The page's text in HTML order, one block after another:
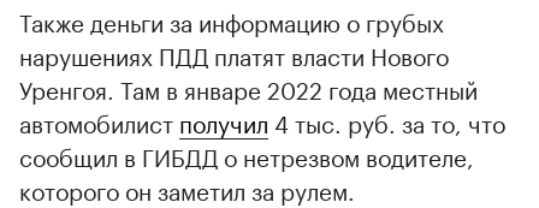
Также деньги за информацию о грубых
нарушениях ПДД платят власти Нового
Уренгоя. Там в январе 2022 года местный
автомобилист получил 4 тыс. руб. за то, что
сообщил в ГИБДД о нетрезвом водителе,
которого он заметил за рулем.